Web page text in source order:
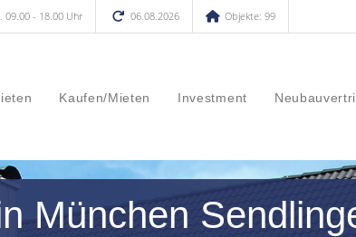
09.00 - 18.00 Uhr 06.08.2026 Objekte: 99
Kaufen/Mieten Investment
München